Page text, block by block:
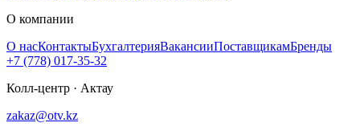
О компании
О насКонтактыБухгалтерияВакансииПоставщикамБренды
+7 (778) 017-35-32
Колл-центр · Актау
zakaz@otv.kz